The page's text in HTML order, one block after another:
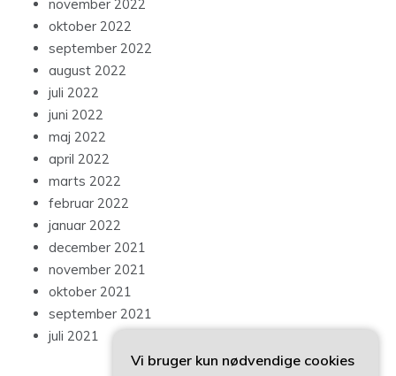
november 2022
oktober 2022
september 2022
august 2022
juli 2022
juni 2022
maj 2022
april 2022
marts 2022
februar 2022
januar 2022
december 2021
november 2021
oktober 2021
september 2021
juli 2021
Vi bruger kun nødvendige cookies